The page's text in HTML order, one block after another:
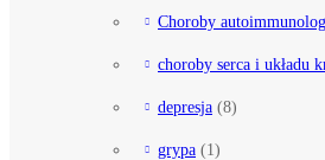
Choroby
choroby serca i układu
depresja (8)
grypa (1)